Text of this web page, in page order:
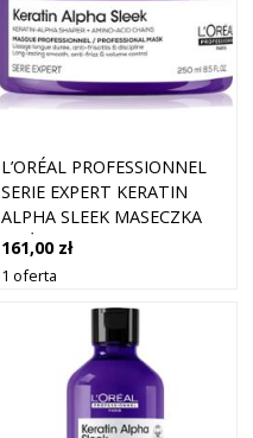
L’ORÉAL PROFESSIONNEL
SERIE EXPERT KERATIN
ALPHA SLEEK MASECZKA
ODŻYWCZA DLA
GŁADKIEGO WYGLĄDU
161,00 zł
1 oferta